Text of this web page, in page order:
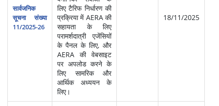
सार्वजनिक
सूचना संख्या
11/2025-26
लिए टैरिफ निर्धारण की
प्रक्रिया में AERA की
सहायता के लिए
परामर्शदात्री एजेंसियों
के पैनल के लिए, और
AERA की वेबसाइट
पर अपलोड करने के
लिए सामरिक और
आर्थिक अध्ययन के
लिए।
18/11/2025